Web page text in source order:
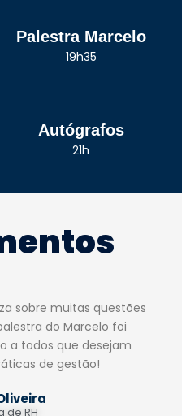
Palestra Marcelo
19h35
Autógrafos
21h
sobre muitas questões
do Marcelo foi
a todos que desejam
de gestão!
de RH